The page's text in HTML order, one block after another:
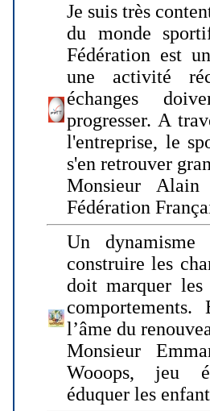
Je suis très
du monde
Fédération est
une activité
échanges
progresser. A
l'entreprise, le
s'en retrouver
Monsieur
Fédération
Un dynamisme
construire les
doit marquer les
l’âme du
Monsieur
Wooops, jeu
éduquer les